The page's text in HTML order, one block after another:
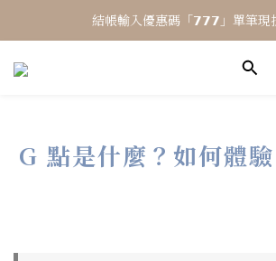
⎯ 𝟴 月活動 WINYI 七夕愉悅
結帳輸入優惠碼「𝟳𝟳𝟳」單筆現
⎯ 𝟴 月活動 WINYI 七夕愉悅
G 點是什麼？如何體